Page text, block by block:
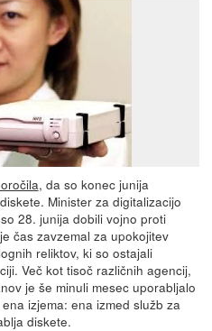
, da so konec junija
Minister za digitalizacijo
28. junija dobili vojno proti
čas zavzemal za upokojitev
reliktov, ki so ostajali
Več kot tisoč različnih agencij,
je še minuli mesec uporabljalo
izjema: ena izmed služb za
diskete.